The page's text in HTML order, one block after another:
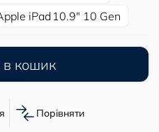
iPad 10.9″ 10 Gen
кошик
Порівняти